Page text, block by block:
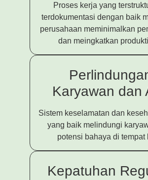
Proses kerja yang
terdokumentasi dengan baik
perusahaan meminimalkan
dan meingkatkan
Karyawan dan
Sistem keselamatan dan
yang baik melindungi
potensi bahaya di tempat
Kepatuhan